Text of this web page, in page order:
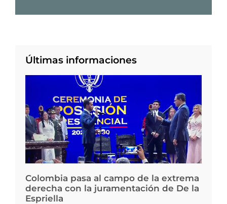
Últimas informaciones
Colombia pasa al campo de la extrema
derecha con la juramentación de De la
Espriella